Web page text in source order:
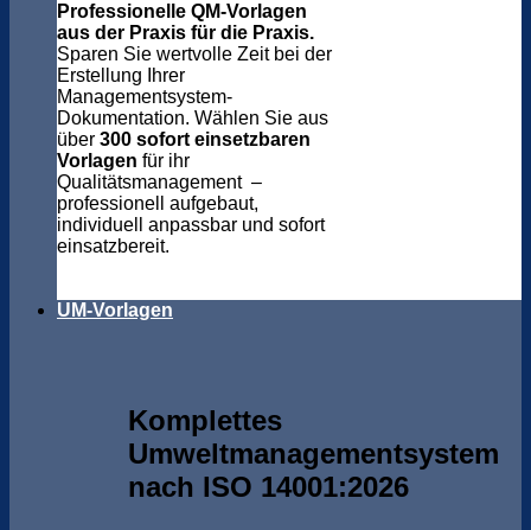
Professionelle QM-Vorlagen
aus der Praxis für die Praxis.
Sparen Sie wertvolle Zeit bei der
Erstellung Ihrer
Managementsystem-
Dokumentation. Wählen Sie aus
über 300 sofort einsetzbaren
Vorlagen für ihr
Qualitätsmanagement –
professionell aufgebaut,
individuell anpassbar und sofort
einsatzbereit.
UM-Vorlagen
Komplettes
Umweltmanagementsystem
nach ISO 14001:2026